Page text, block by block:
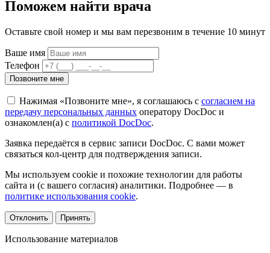
Поможем найти врача
Оставьте свой номер и мы вам перезвоним в течение 10 минут
Ваше имя
Телефон
Позвоните мне
Нажимая «Позвоните мне», я соглашаюсь с согласием на
передачу персональных данных оператору DocDoc и
ознакомлен(а) с политикой DocDoc.
Заявка передаётся в сервис записи DocDoc. С вами может
связаться кол-центр для подтверждения записи.
Мы используем cookie и похожие технологии для работы
сайта и (с вашего согласия) аналитики. Подробнее — в
политике использования cookie.
Отклонить Принять
Использование материалов